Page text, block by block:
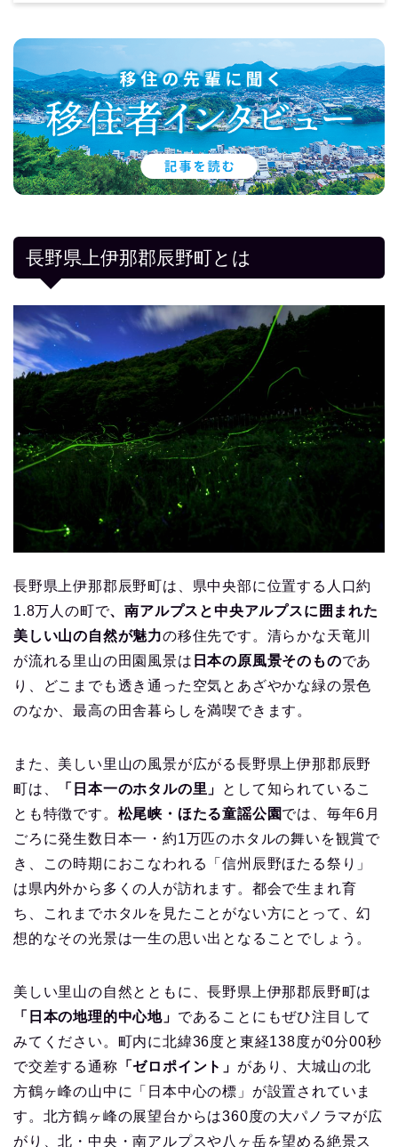
長野県上伊那郡辰野町とは
長野県上伊那郡辰野町は、県中央部に位置する人口約
1.8万人の町で、南アルプスと中央アルプスに囲まれた
美しい山の自然が魅力の移住先です。清らかな天竜川
が流れる里山の田園風景は 日本の原風景そのものであ
り、どこまでも透き通った空気とあざやかな緑の景色
のなか、最高の田舎暮らしを満喫できます。
また、美しい里山の風景が広がる長野県上伊那郡辰野
町は、
「日本一のホタルの里」
として知られているこ
とも特徴です。 松尾峡・ほたる童謡公園では、毎年6月
ごろに発生数日本一・約1万匹のホタルの舞いを観賞で
き、この時期におこなわれる「信州辰野ほたる祭り」
は県内外から多くの人が訪れます。都会で生まれ育
ち、これまでホタルを見たことがない方にとって、幻
想的なその光景は一生の思い出となることでしょう。
美しい里山の自然とともに、長野県上伊那郡辰野町は
「日本の地理的中心地」 であることにもぜひ注目して
みてください。町内に北緯36度と東経138度が0分00秒
で交差する通称 「ゼロポイント」 があり、大城山の北
方鶴ヶ峰の山中に「日本中心の標」が設置されていま
す。北方鶴ヶ峰の展望台からは360度の大パノラマが広
がり、北・中央・南アルプスや八ヶ岳を望める絶景ス